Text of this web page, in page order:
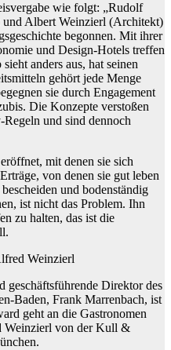
wie folgt: „Rudolf
und Albert Weinzierl (Architekt)
begonnen. Mit ihrer
und Design-Hotels treffen
anders aus, hat seinen
gehört jede Menge
sie durch Engagement
Die Konzepte verstoßen
und sind dennoch
mit denen sie sich
von denen sie gut leben
und bodenständig
ist nicht das Problem. Ihn
zu halten, das ist die
Weinzierl
Direktor des
Baden, Frank Marrenbach, ist
geht an die Gastronomen
Weinzierl von der Kull &